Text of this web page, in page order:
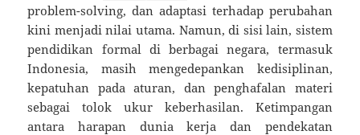
problem-solving, dan adaptasi terhadap perubahan
kini menjadi nilai utama. Namun, di sisi lain, sistem
pendidikan formal di berbagai negara, termasuk
Indonesia, masih mengedepankan kedisiplinan,
kepatuhan pada aturan, dan penghafalan materi
sebagai tolok ukur keberhasilan. Ketimpangan
antara harapan dunia kerja dan pendekatan